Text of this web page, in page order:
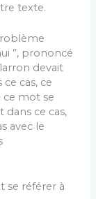
texte.
”, prononcé
devait
cas, ce
ce mot se
ce cas,
avec le
se référer à